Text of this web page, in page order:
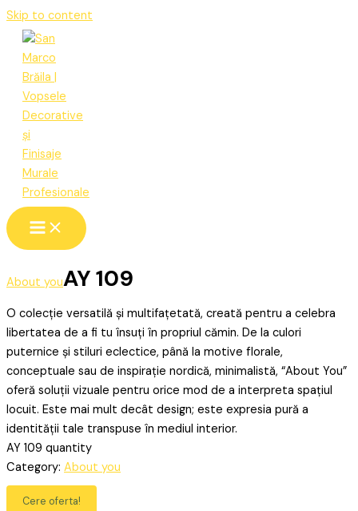
Skip to content
About youAY 109
O colecție versatilă și multifațetată, creată pentru a celebra
libertatea de a fi tu însuți în propriul cămin. De la culori
puternice și stiluri eclectice, până la motive florale,
conceptuale sau de inspirație nordică, minimalistă, “About You”
oferă soluții vizuale pentru orice mod de a interpreta spațiul
locuit. Este mai mult decât design; este expresia pură a
identității tale transpuse în mediul interior.
AY 109 quantity
Category: About you
Cere oferta!